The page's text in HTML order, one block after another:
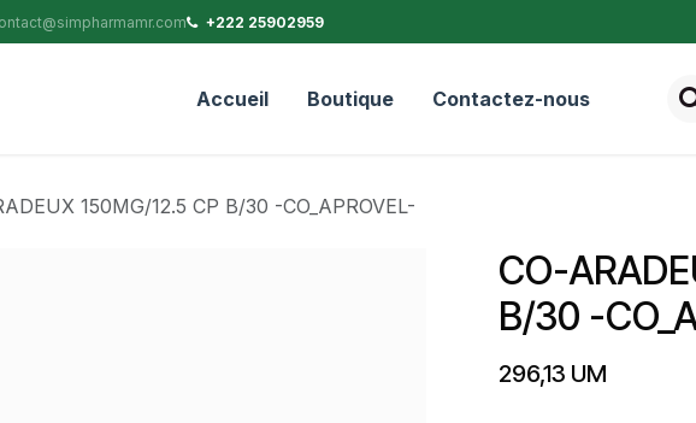
+222 25902959
Accueil Boutique Contactez-nous
150MG/12.5 CP B/30 -CO_APROVEL-
CO-
B/30 -
296,13 UM